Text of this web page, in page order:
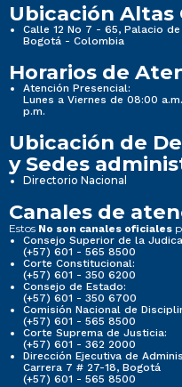
Ubicación Altas
Calle 12 No 7 - 65, Palacio
Bogotá - Colombia
Horarios de
Atención Presencial:
Lunes a Viernes de 08:00
p.m.
Ubicación de
y Sedes
Directorio Nacional
Canales de
Estos No son canales oficiales
Consejo Superior de la
(+57) 601 - 565 8500
Corte Constitucional:
(+57) 601 - 350 6200
Consejo de Estado:
(+57) 601 - 350 6700
Comisión Nacional de
(+57) 601 - 565 8500
Corte Suprema de Justicia:
(+57) 601 - 362 2000
Dirección Ejecutiva de
Carrera 7 # 27-18, Bogotá
(+57) 601 - 565 8500